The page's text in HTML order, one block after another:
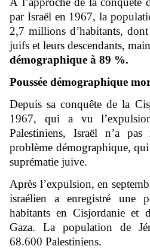
par Israël en 1967, la
2,7 millions d’habitants,
juifs et leurs descendants,
démographique à 89 %.
Poussée démographique
Depuis sa conquête de la
1967, qui a vu
Palestiniens, Israël n’a
problème démographique,
suprématie juive.
Après l’expulsion, en
israélien a enregistré une
habitants en Cisjordanie et
Gaza. La population de
68.600 Palestiniens.